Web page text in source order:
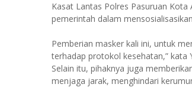
Kasat Lantas Polres Pasuruan
pemerintah dalam
Pemberian masker kali ini, untuk
terhadap protokol kesehatan,” kata
Selain itu, pihaknya juga
menjaga jarak, menghindari